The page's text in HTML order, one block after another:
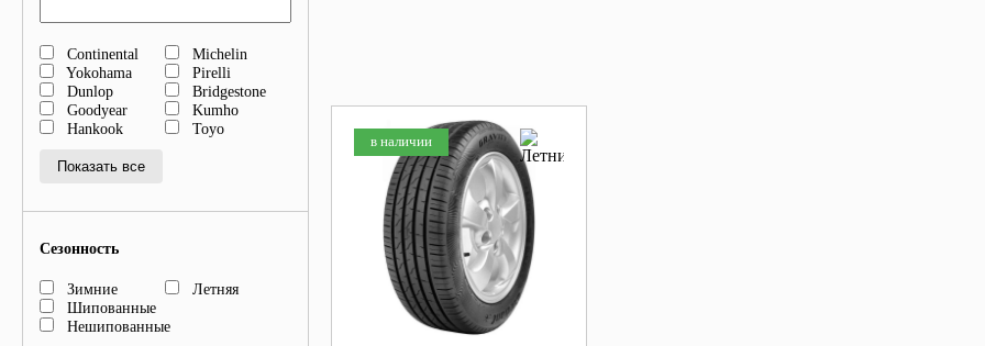
Continental
Michelin
Yokohama
Pirelli
Dunlop
Bridgestone
Goodyear
Kumho
Hankook
Toyo
Показать все
Сезонность
Зимние
Летняя
Шипованные
Нешипованные
в наличии